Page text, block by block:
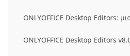
ONLYOFFICE Desktop Editors:
ONLYOFFICE Desktop Editors